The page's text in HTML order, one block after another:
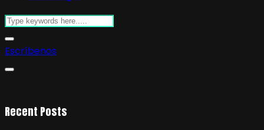
Escríbenos
Recent Posts